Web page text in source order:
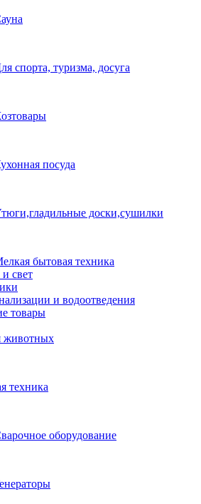
спорта, туризма, досуга
посуда
доски,сушилки
бытовая техника
свет
и водоотведения
товары
животных
техника
оборудование